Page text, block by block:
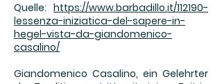
Quelle: https://www.barbadillo.it/112190-
lessenza-iniziatica-del-sapere-in-
hegel-vista-da-giandomenico-
casalino/
Giandomenico Casalino, ein Gelehrter